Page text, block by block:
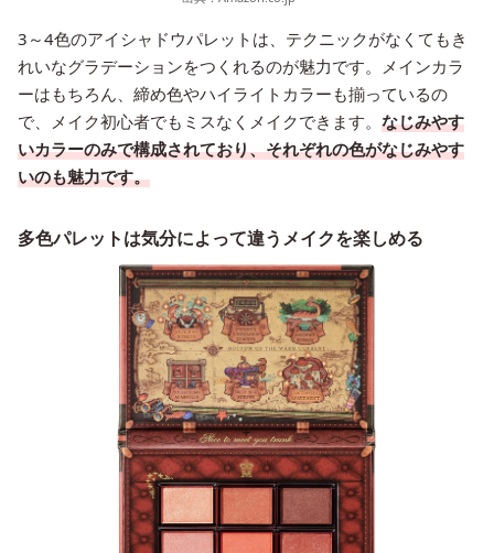
3～4色のアイシャドウパレットは、テクニックがなくてもき
れいなグラデーションをつくれるのが魅力です。メインカラ
ーはもちろん、締め色やハイライトカラーも揃っているの
で、メイク初心者でもミスなくメイクできます。 なじみやす
いカラーのみで構成されており、それぞれの色がなじみやす
いのも魅力です。
多色パレットは気分によって違うメイクを楽しめる